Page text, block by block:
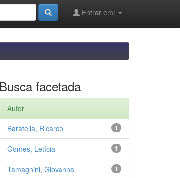
Entrar em:
Busca facetada
Autor
1
Baratella, Ricardo
1
Gomes, Letícia
1
Tamagnini, Giovanna